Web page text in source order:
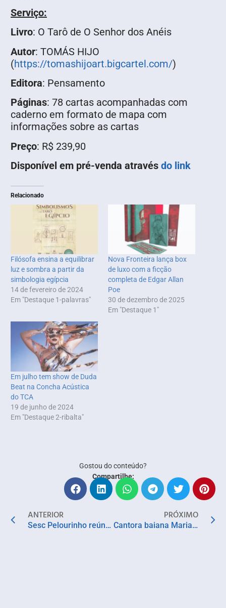
Serviço:
Livro: O Tarô de O Senhor dos Anéis
Autor: TOMÁS HIJO
(https://tomashijoart.bigcartel.com/)
Editora: Pensamento
Páginas: 78 cartas acompanhadas com
caderno em formato de mapa com
informações sobre as cartas
Preço: R$ 239,90
Disponível em pré-venda através do link
Relacionado
Filósofa ensina a equilibrar
luz e sombra a partir da
simbologia egípcia
14 de fevereiro de 2024
Em "Destaque 1-palavras"
Nova Fronteira lança box
de luxo com a ficção
completa de Edgar Allan
Poe
30 de dezembro de 2025
Em "Destaque 1"
Em julho tem show de Duda
Beat na Concha Acústica
do TCA
19 de junho de 2024
Em "Destaque 2-ribalta"
Gostou do conteúdo?
Compartilhe:
ANTERIOR
Sesc Pelourinho reúne linguagens artísticas em programação intensa durante novembro
PRÓXIMO
Cantora baiana Mariane Reis lança clipe “Samba na Alma”, já coroado com prêmio internacional